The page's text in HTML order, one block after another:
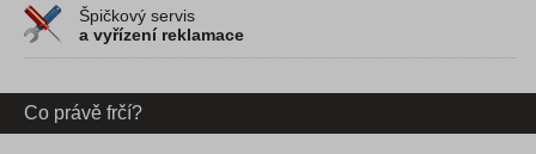
Špičkový servis
a vyřízení reklamace
Co právě frčí?